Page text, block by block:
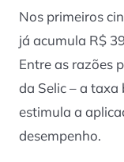
Nos primeiros
já acumula R$
Entre as razões
da Selic – a taxa
estimula a
desempenho.